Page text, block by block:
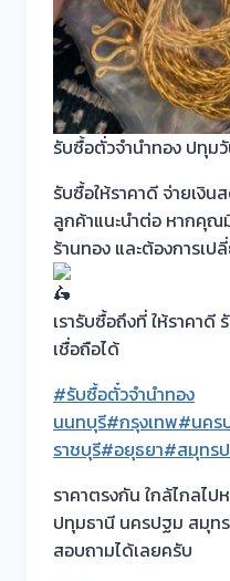
รับซื้อตั่วจำนำทอง ปทุม
รับซื้อให้ราคาดี จ่ายเงิน
ลูกค้าแนะนำต่อ หากคุณ
ร้านทอง และต้องการเ
เรารับซื้อถึงที่ ให้ราคา
เชื่อถือได้
#รับซื้อตั๋วจำนำทอง
นนทบุรี#กรุงเทพ#นคร
ราชบุรี#อยุธยา#สมุทรป
ราคาตรงกัน ใกล้ไกลไ
ปทุมธานี นครปฐม สมุท
สอบถามได้เลยครับ